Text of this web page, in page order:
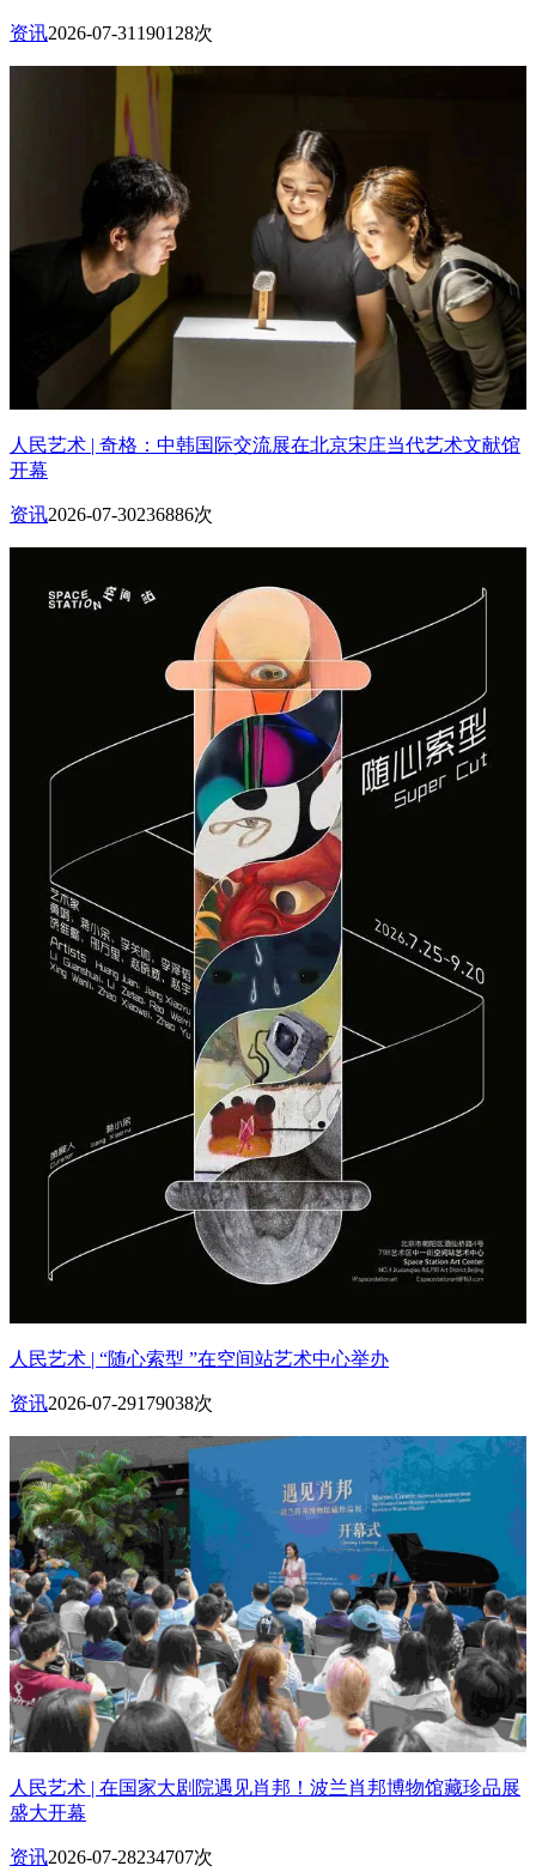
资讯2026-07-31 190128次
人民艺术 | 奇格：中韩国际交流展在北京宋庄当代艺术文献馆
开幕
资讯2026-07-30236886次
人民艺术 | “随心索型 ”在空间站艺术中心举办
资讯2026-07-29179038次
人民艺术 | 在国家大剧院遇见肖邦！波兰肖邦博物馆藏珍品展
盛大开幕
资讯2026-07-28234707次